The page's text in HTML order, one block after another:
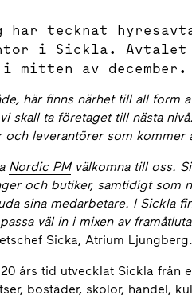
har tecknat
i Sickla. Avtalet
av december.
här finns närhet till all form
skall ta företaget till nästa
och leverantörer som kommer
Nordic PMvälkomna till oss.
och butiker, samtidigt
sina medarbetare. I Sickla
väl in i mixen av
Sicka, Atrium Ljungberg.
års tid utvecklat Sickla från
bostäder, skolor, handel,